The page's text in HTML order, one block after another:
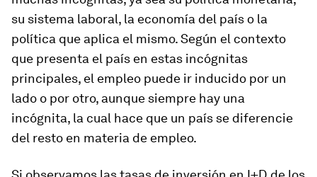
su sistema laboral, la economía del país o la
política que aplica el mismo. Según el contexto
que presenta el país en estas incógnitas
principales, el empleo puede ir inducido por un
lado o por otro, aunque siempre hay una
incógnita, la cual hace que un país se diferencie
del resto en materia de empleo.